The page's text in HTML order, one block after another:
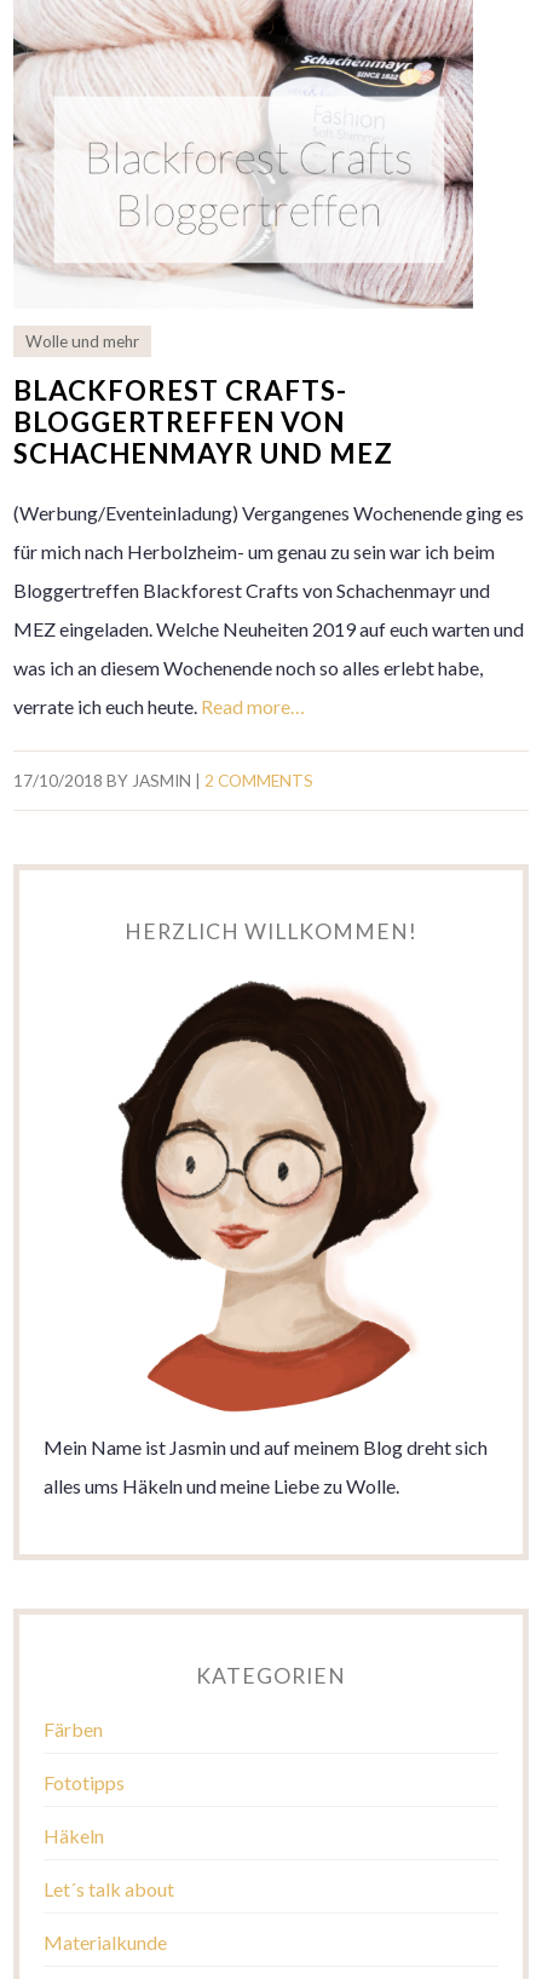
Wolle und mehr
BLACKFOREST CRAFTS-
BLOGGERTREFFEN VON
SCHACHENMAYR UND MEZ
(Werbung/Eventeinladung) Vergangenes Wochenende ging es
für mich nach Herbolzheim- um genau zu sein war ich beim
Bloggertreffen Blackforest Crafts von Schachenmayr und
MEZ eingeladen. Welche Neuheiten 2019 auf euch warten und
was ich an diesem Wochenende noch so alles erlebt habe,
verrate ich euch heute. Read more…
17/10/2018 BYJASMIN |2 COMMENTS
HERZLICH WILLKOMMEN!
Mein Name ist Jasmin und auf meinem Blog dreht sich
alles ums Häkeln und meine Liebe zu Wolle.
KATEGORIEN
Färben
Fototipps
Häkeln
Let´s talk about
Materialkunde